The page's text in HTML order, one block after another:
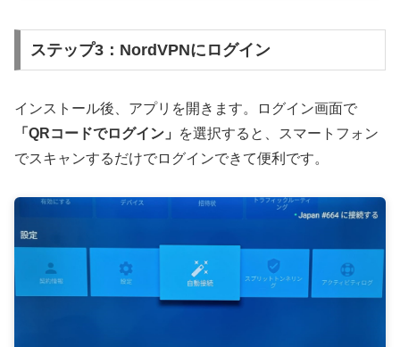
ステップ3：NordVPNにログイン
インストール後、アプリを開きます。ログイン画面で
「QRコードでログイン」
を選択すると、スマートフォン
でスキャンするだけでログインできて便利です。